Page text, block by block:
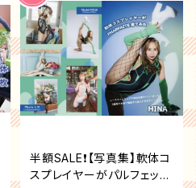
半額SALE❗️【写真集】軟体コ
スプレイヤーがパルフェット